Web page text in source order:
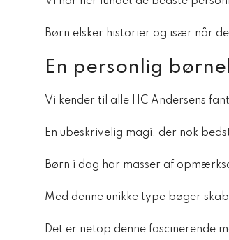
Børn elsker historier og især når
En personlig
Vi kender til alle HC Andersens
En ubeskrivelig magi, der nok
Børn i dag har masser af
Med denne unikke type bøger
Det er netop denne fascinerende